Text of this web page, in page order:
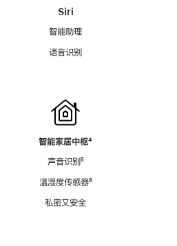
Siri
智能助理
语音识别
智能家居中枢脚
⁴
声音识别脚
⁵
温湿度传感器脚
⁶
私密又安全